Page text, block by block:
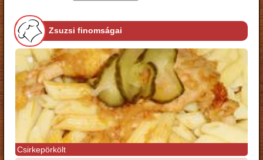
Zsuzsi finomságai
Csirkepörkölt